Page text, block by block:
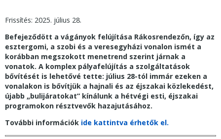
Frissítés: 2025. július 28.
Befejeződött a vágányok felújítása Rákosrendezőn, így az
esztergomi, a szobi és a veresegyházi vonalon ismét a
korábban megszokott menetrend szerint járnak a
vonatok. A komplex pályafelújítás a szolgáltatások
bővítését is lehetővé tette: július 28-tól immár ezeken a
vonalakon is bővítjük a hajnali és az éjszakai közlekedést,
újabb „bulijáratokat” kínálunk a hétvégi esti, éjszakai
programokon résztvevők hazajutásához.
További információk ide kattintva érhetők el.